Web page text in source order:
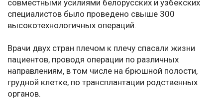
совместными усилиями белорусских и узбекских
специалистов было проведено свыше 300
высокотехнологичных операций.
Врачи двух стран плечом к плечу спасали жизни
пациентов, проводя операции по различных
направлениям, в том числе на брюшной полости,
грудной клетке, по трансплантации родственных
органов.